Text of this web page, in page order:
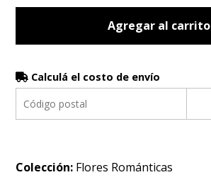
Agregar al carrito
Calculá el costo de envío
Colección: Flores Románticas